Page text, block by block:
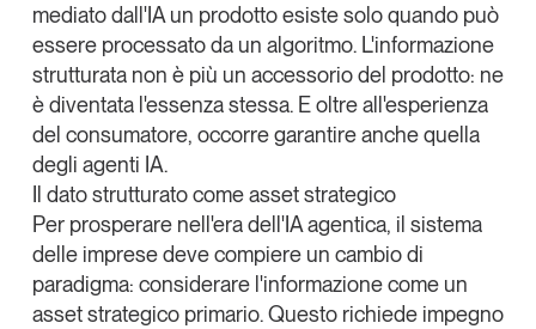
mediato dall'IA un prodotto esiste solo quando può
essere processato da un algoritmo. L'informazione
strutturata non è più un accessorio del prodotto: ne
è diventata l'essenza stessa. E oltre all'esperienza
del consumatore, occorre garantire anche quella
degli agenti IA.
Il dato strutturato come asset strategico
Per prosperare nell'era dell'IA agentica, il sistema
delle imprese deve compiere un cambio di
paradigma: considerare l'informazione come un
asset strategico primario. Questo richiede impegno